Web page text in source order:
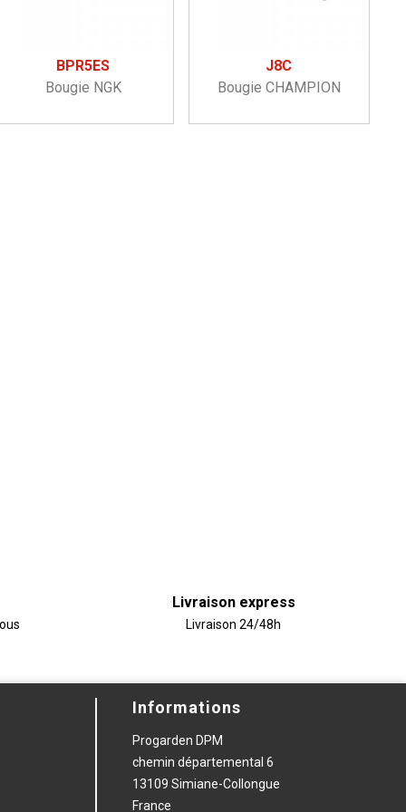
BPR5ES
Bougie NGK
J8C
Bougie CHAMPION
Livraison express
Livraison 24/48h
Informations
Progarden DPM
chemin départemental 6
13109 Simiane-Collongue
France